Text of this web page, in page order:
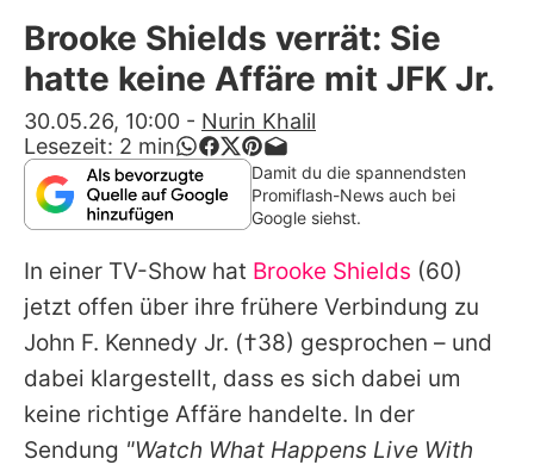
Stars
Filme & Serien
Lifestyle
Familie & Liebe
Alle Themen auf Promiflash
Jobs
App runterladen
Brooke Shields verrät: Sie
hatte keine Affäre mit JFK Jr.
30.05.26, 10:00 - Nurin Khalil
Lesezeit: 2 min
Damit du die spannendsten
Promiflash-News auch bei
Google siehst.
In einer TV-Show hat Brooke Shields (60)
jetzt offen über ihre frühere Verbindung zu
John F. Kennedy Jr. (†38) gesprochen – und
dabei klargestellt, dass es sich dabei um
keine richtige Affäre handelte. In der
Sendung "Watch What Happens Live With